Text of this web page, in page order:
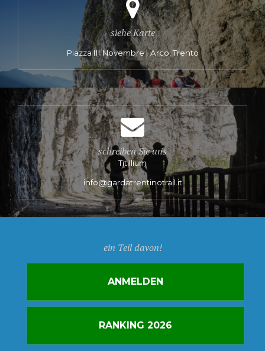
siehe Karte
Piazza III Novembre | Arco, Trento
schreiben Sie uns
Titillium
info@gardatrentinotrail.it
ein Teil davon!
ANMELDEN
RANKING 2026